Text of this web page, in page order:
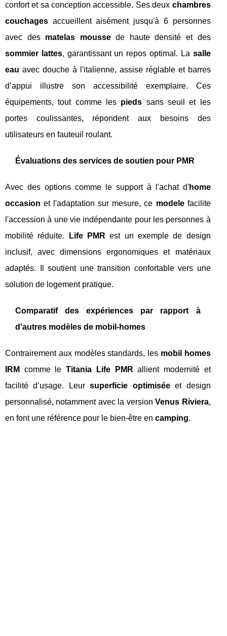
confort et sa conception accessible. Ses deux chambres
couchages accueillent aisément jusqu'à 6 personnes
avec des matelas moussede haute densité et des
sommier lattes, garantissant un repos optimal. La salle
eau avec douche à l'italienne, assise réglable et barres
d’appui illustre son accessibilité exemplaire. Ces
équipements, tout comme les pieds sans seuil et les
portes coulissantes, répondent aux besoins des
utilisateurs en fauteuil roulant.
Évaluations des services de soutien pour PMR
Avec des options comme le support à l'achat d'home
occasion et l'adaptation sur mesure, ce modelefacilite
l'accession à une vie indépendante pour les personnes à
mobilité réduite.
Life PMR est un exemple de design
inclusif, avec dimensions ergonomiques et matériaux
adaptés. Il soutient une transition confortable vers une
solution de logement pratique.
Comparatif des expériences par rapport à
d'autres modèles de mobil-homes
Contrairement aux modèles standards, les mobil homes
IRM
comme leTitania Life PMR allient modernité et
facilité d’usage. Leursuperficie optimiséeet design
personnalisé, notamment avec la versionVenus Riviera,
en font une référence pour le bien-être en camping.